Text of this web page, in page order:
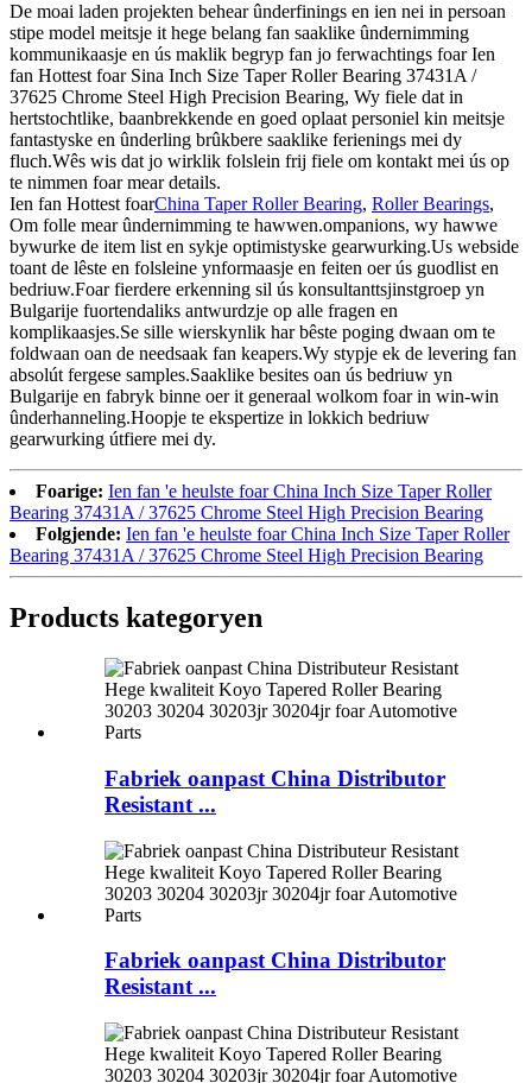
De moai laden projekten behear ûnderfinings en ien nei in persoan
stipe model meitsje it hege belang fan saaklike ûndernimming
kommunikaasje en ús maklik begryp fan jo ferwachtings foar Ien
fan Hottest foar Sina Inch Size Taper Roller Bearing 37431A /
37625 Chrome Steel High Precision Bearing, Wy fiele dat in
hertstochtlike, baanbrekkende en goed oplaat personiel kin meitsje
fantastyske en ûnderling brûkbere saaklike ferienings mei dy
fluch.Wês wis dat jo wirklik folslein frij fiele om kontakt mei ús op
te nimmen foar mear details.
Ien fan Hottest foarChina Taper Roller Bearing, Roller Bearings,
Om folle mear ûndernimming te hawwen.ompanions, wy hawwe
bywurke de item list en sykje optimistyske gearwurking.Us webside
toant de lêste en folsleine ynformaasje en feiten oer ús guodlist en
bedriuw.Foar fierdere erkenning sil ús konsultanttsjinstgroep yn
Bulgarije fuortendaliks antwurdzje op alle fragen en
komplikaasjes.Se sille wierskynlik har bêste poging dwaan om te
foldwaan oan de needsaak fan keapers.Wy stypje ek de levering fan
absolút fergese samples.Saaklike besites oan ús bedriuw yn
Bulgarije en fabryk binne oer it generaal wolkom foar in win-win
ûnderhanneling.Hoopje te ekspertize in lokkich bedriuw
gearwurking útfiere mei dy.
Foarige: Ien fan 'e heulste foar China Inch Size Taper Roller
Bearing 37431A / 37625 Chrome Steel High Precision Bearing
Folgjende: Ien fan 'e heulste foar China Inch Size Taper Roller
Bearing 37431A / 37625 Chrome Steel High Precision Bearing
Products kategoryen
Fabriek oanpast China Distributor
Resistant ...
Fabriek oanpast China Distributor
Resistant ...